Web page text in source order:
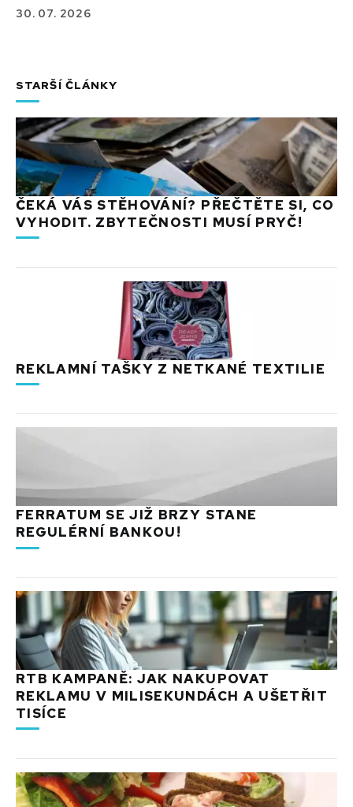
30. 07. 2026
STARŠÍ ČLÁNKY
ČEKÁ VÁS STĚHOVÁNÍ? PŘEČTĚTE SI, CO
VYHODIT. ZBYTEČNOSTI MUSÍ PRYČ!
REKLAMNÍ TAŠKY Z NETKANÉ TEXTILIE
FERRATUM SE JIŽ BRZY STANE
REGULÉRNÍ BANKOU!
RTB KAMPANĚ: JAK NAKUPOVAT
REKLAMU V MILISEKUNDÁCH A UŠETŘIT
TISÍCE